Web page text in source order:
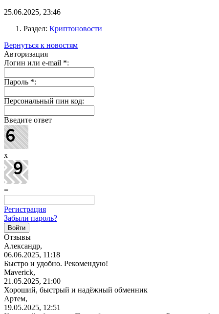
25.06.2025, 23:46
Раздел: Криптоновости
Вернуться к новостям
Авторизация
Логин или e-mail *:
Пароль *:
Персональный пин код:
Введите ответ
x
=
Регистрация
Забыли пароль?
Отзывы
Александр,
06.06.2025, 11:18
Быстро и удобно. Рекомендую!
Maverick,
21.05.2025, 21:00
Хороший, быстрый и надёжный обменник
Артем,
19.05.2025, 12:51